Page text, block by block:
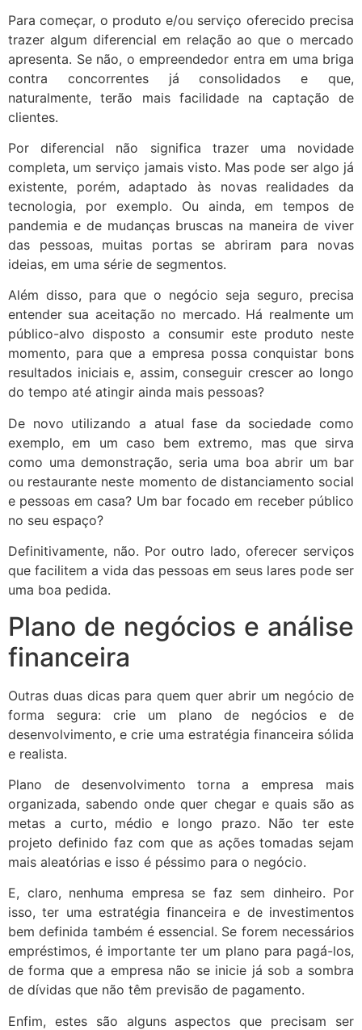
Para começar, o produto e/ou serviço oferecido precisa
trazer algum diferencial em relação ao que o mercado
apresenta. Se não, o empreendedor entra em uma briga
contra concorrentes já consolidados e que,
naturalmente, terão mais facilidade na captação de
clientes.
Por diferencial não significa trazer uma novidade
completa, um serviço jamais visto. Mas pode ser algo já
existente, porém, adaptado às novas realidades da
tecnologia, por exemplo. Ou ainda, em tempos de
pandemia e de mudanças bruscas na maneira de viver
das pessoas, muitas portas se abriram para novas
ideias, em uma série de segmentos.
Além disso, para que o negócio seja seguro, precisa
entender sua aceitação no mercado. Há realmente um
público-alvo disposto a consumir este produto neste
momento, para que a empresa possa conquistar bons
resultados iniciais e, assim, conseguir crescer ao longo
do tempo até atingir ainda mais pessoas?
De novo utilizando a atual fase da sociedade como
exemplo, em um caso bem extremo, mas que sirva
como uma demonstração, seria uma boa abrir um bar
ou restaurante neste momento de distanciamento social
e pessoas em casa? Um bar focado em receber público
no seu espaço?
Definitivamente, não. Por outro lado, oferecer serviços
que facilitem a vida das pessoas em seus lares pode ser
uma boa pedida.
Plano de negócios e análise
financeira
Outras duas dicas para quem quer abrir um negócio de
forma segura: crie um plano de negócios e de
desenvolvimento, e crie uma estratégia financeira sólida
e realista.
Plano de desenvolvimento torna a empresa mais
organizada, sabendo onde quer chegar e quais são as
metas a curto, médio e longo prazo. Não ter este
projeto definido faz com que as ações tomadas sejam
mais aleatórias e isso é péssimo para o negócio.
E, claro, nenhuma empresa se faz sem dinheiro. Por
isso, ter uma estratégia financeira e de investimentos
bem definida também é essencial. Se forem necessários
empréstimos, é importante ter um plano para pagá-los,
de forma que a empresa não se inicie já sob a sombra
de dívidas que não têm previsão de pagamento.
Enfim, estes são alguns aspectos que precisam ser